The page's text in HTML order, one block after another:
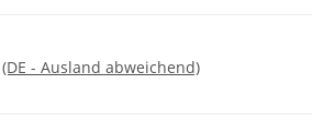
(DE - Ausland abweichend)